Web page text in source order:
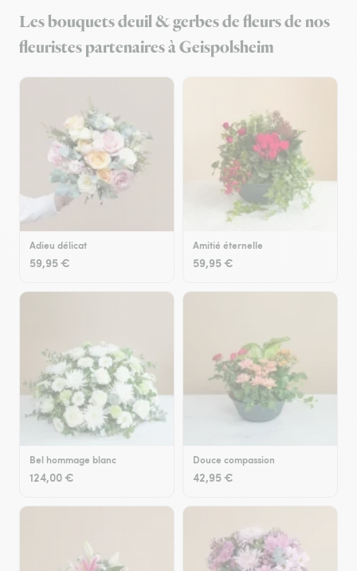
Les bouquets deuil & gerbes de fleurs de nos
fleuristes partenaires à Geispolsheim
Adieu délicat
59,95 €
Amitié éternelle
59,95 €
Bel hommage blanc
124,00 €
Douce compassion
42,95 €